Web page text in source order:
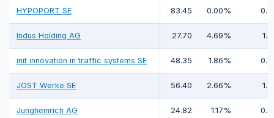
HYPOPORT SE 83.45 0.00%
Indus Holding AG 27.70 4.69%
init innovation in traffic systems SE 48.35 1.86%
JOST Werke SE 56.40 2.66%
Jungheinrich AG 24.82 1.17%